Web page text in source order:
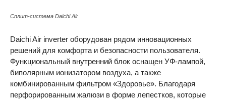
Сплит-система Daichi Air
Daichi Air inverter оборудован рядом инновационных
решений для комфорта и безопасности пользователя.
Функциональный внутренний блок оснащен УФ-лампой,
биполярным ионизатором воздуха, а также
комбинированным фильтром «Здоровье». Благодаря
перфорированным жалюзи в форме лепестков, которые